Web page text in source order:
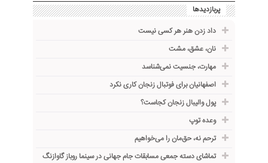
پربازدیدها
داد زدن هنر هر کسی نیست
نان، عشق، مشت
مهارت، جنسیت نمی‌شناسد
اصفهانیان برای فوتبال زنجان کاری نکرد
پول والیبال زنجان کجاست؟
وعده توپ
ترحم نه، حق‌مان را می‌خواهیم
تماشای دسته جمعی مسابقات جام جهانی در سینما روباز گاوازنگ